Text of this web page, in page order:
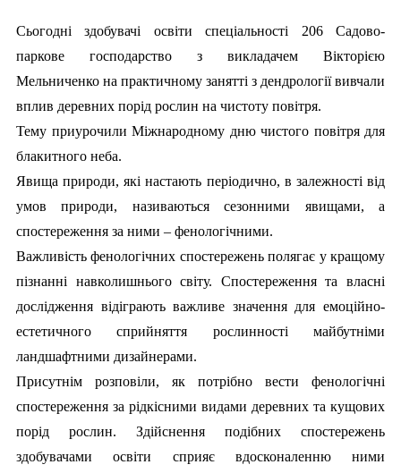
Сьогодні здобувачі освіти спеціальності 206 Садово-
паркове господарство з викладачем Вікторією
Мельниченко на практичному занятті з дендрології вивчали
вплив деревних порід рослин на чистоту повітря.
Тему приурочили Міжнародному дню чистого повітря для
блакитного неба.
Явища природи, які настають періодично, в залежності від
умов природи, називаються сезонними явищами, а
спостереження за ними – фенологічними.
Важливість фенологічних спостережень полягає у кращому
пізнанні навколишнього світу. Спостереження та власні
дослідження відіграють важливе значення для емоційно-
естетичного сприйняття рослинності майбутніми
ландшафтними дизайнерами.
Присутнім розповіли, як потрібно вести фенологічні
спостереження за рідкісними видами деревних та кущових
порід рослин. Здійснення подібних спостережень
здобувачами освіти сприяє вдосконаленню ними